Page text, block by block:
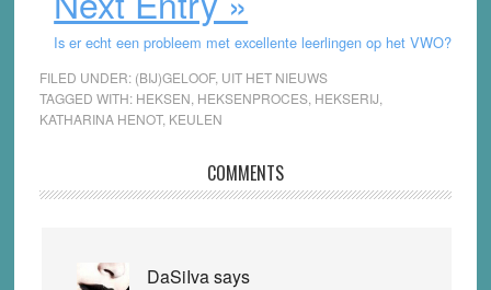
Is er echt een probleem met excellente leerlingen op het VWO?
FILED UNDER: (BIJ)GELOOF, UIT HET NIEUWS
TAGGED WITH: HEKSEN HEKSENPROCES, HEKSERIJ
KATHARINA HENOT, KEULEN
Interactions
COMMENTS
DaSiIvasays